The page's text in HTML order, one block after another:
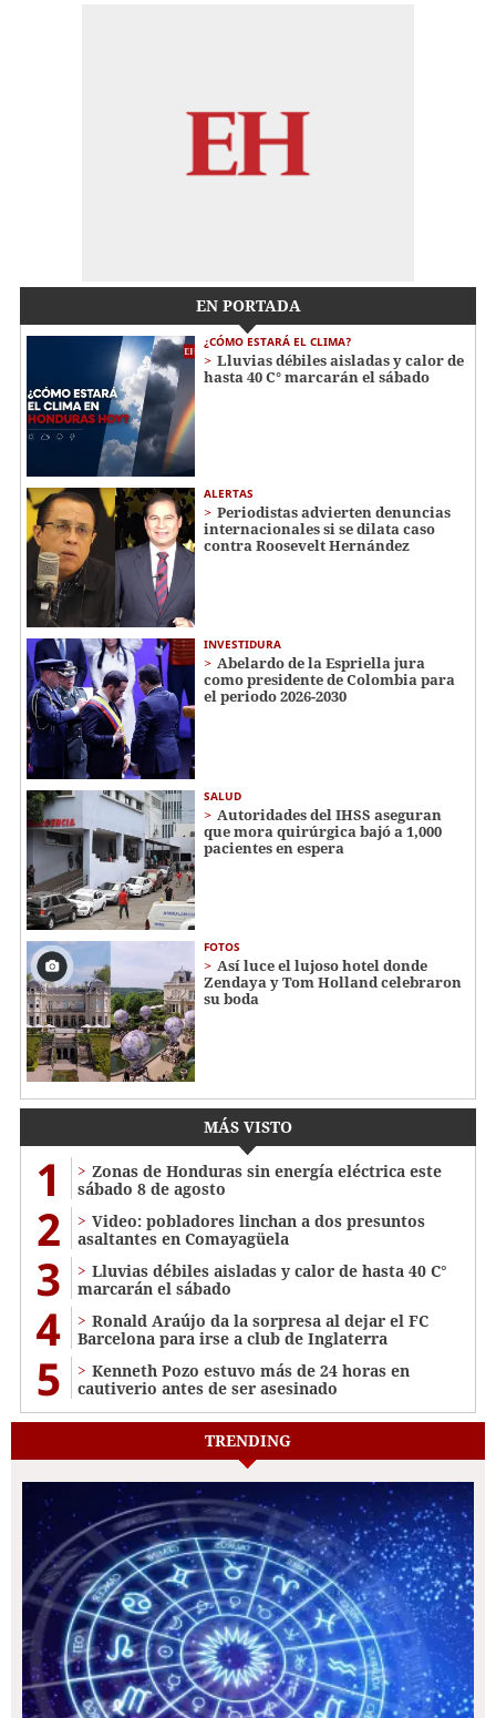
EN PORTADA
¿CÓMO ESTARÁ EL CLIMA?
Lluvias débiles aisladas y calor de
hasta 40 C° marcarán el sábado
ALERTAS
Periodistas advierten denuncias
internacionales si se dilata caso
contra Roosevelt Hernández
INVESTIDURA
Abelardo de la Espriella jura
como presidente de Colombia para
el periodo 2026-2030
SALUD
Autoridades del IHSS aseguran
que mora quirúrgica bajó a 1,000
pacientes en espera
FOTOS
Así luce el lujoso hotel donde
Zendaya y Tom Holland celebraron
su boda
MÁS VISTO
1
Zonas de Honduras sin energía eléctrica este
sábado 8 de agosto
2
Video: pobladores linchan a dos presuntos
asaltantes en Comayagüela
3
Lluvias débiles aisladas y calor de hasta 40 C°
marcarán el sábado
4
Ronald Araújo da la sorpresa al dejar el FC
Barcelona para irse a club de Inglaterra
5
Kenneth Pozo estuvo más de 24 horas en
cautiverio antes de ser asesinado
TRENDING